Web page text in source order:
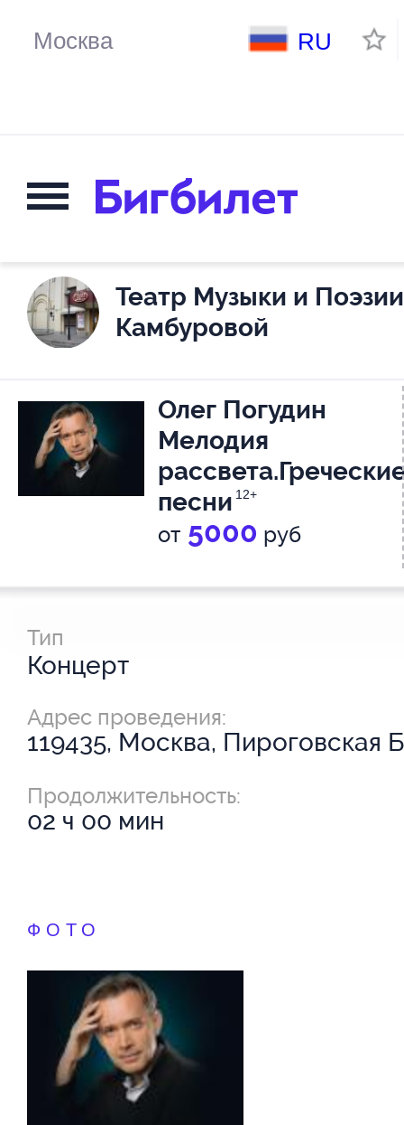
RU
Театр Музыки и
Камбуровой
Олег Погудин
Мелодия
песни 12+
от 5000 руб
Тип
Концерт
Адрес проведения:
119435, Москва, Пироговская
Продолжительность:
02 ч 00 мин
ФОТО